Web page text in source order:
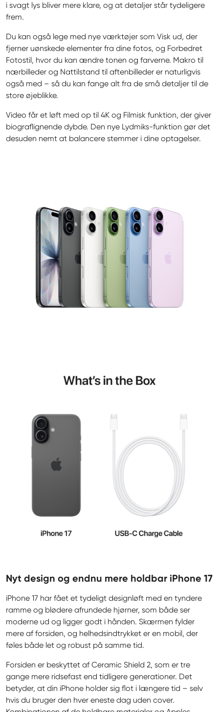
i svagt lys bliver mere klare, og at detaljer står tydeligere
frem.
Du kan også lege med nye værktøjer som Visk ud, der
fjerner uønskede elementer fra dine fotos, og Forbedret
Fotostil, hvor du kan ændre tonen og farverne. Makro til
nærbilleder og Nattilstand til aftenbilleder er naturligvis
også med – så du kan fange alt fra de små detaljer til de
store øjeblikke.
Video får et løft med op til 4K og Filmisk funktion, der giver
biograflignende dybde. Den nye Lydmiks-funktion gør det
desuden nemt at balancere stemmer i dine optagelser.
Nyt design og endnu mere holdbar iPhone 17
iPhone 17 har fået et tydeligt designløft med en tyndere
ramme og blødere afrundede hjørner, som både ser
moderne ud og ligger godt i hånden. Skærmen fylder
mere af forsiden, og helhedsindtrykket er en mobil, der
føles både let og robust på samme tid.
Forsiden er beskyttet af Ceramic Shield 2, som er tre
gange mere ridsefast end tidligere generationer. Det
betyder, at din iPhone holder sig flot i længere tid – selv
hvis du bruger den hver eneste dag uden cover.